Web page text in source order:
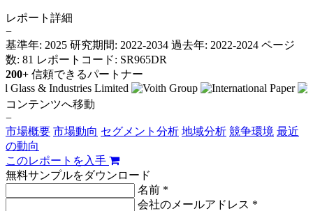
レポート詳細
−
基準年: 2025 研究期間: 2022-2034 過去年: 2022-2024 ページ
数: 81 レポートコード: SR965DR
200+ 信頼できるパートナー
コンテンツへ移動
−
市場概要 市場動向 セグメント分析 地域分析 競争環境 最近
の動向
このレポートを入手
無料サンプルをダウンロード
名前 *
会社のメールアドレス *